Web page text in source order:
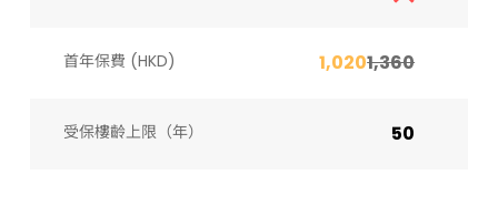
首年保費 (HKD) 1,0201,360
受保樓齡上限（年）​ 50